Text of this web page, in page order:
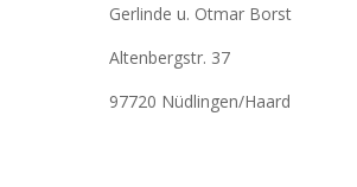
Gerlinde u. Otmar Borst
Altenbergstr. 37
97720 Nüdlingen/Haard